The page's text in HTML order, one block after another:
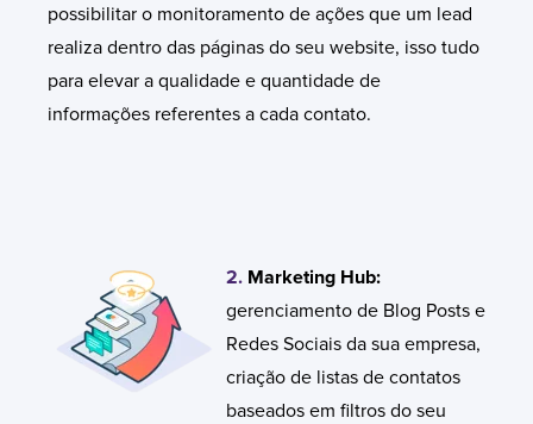
possibilitar o monitoramento de ações que um lead
realiza dentro das páginas do seu website, isso tudo
para elevar a qualidade e quantidade de
informações referentes a cada contato.
2. Marketing Hub:
gerenciamento de Blog Posts e
Redes Sociais da sua empresa,
criação de listas de contatos
baseados em filtros do seu